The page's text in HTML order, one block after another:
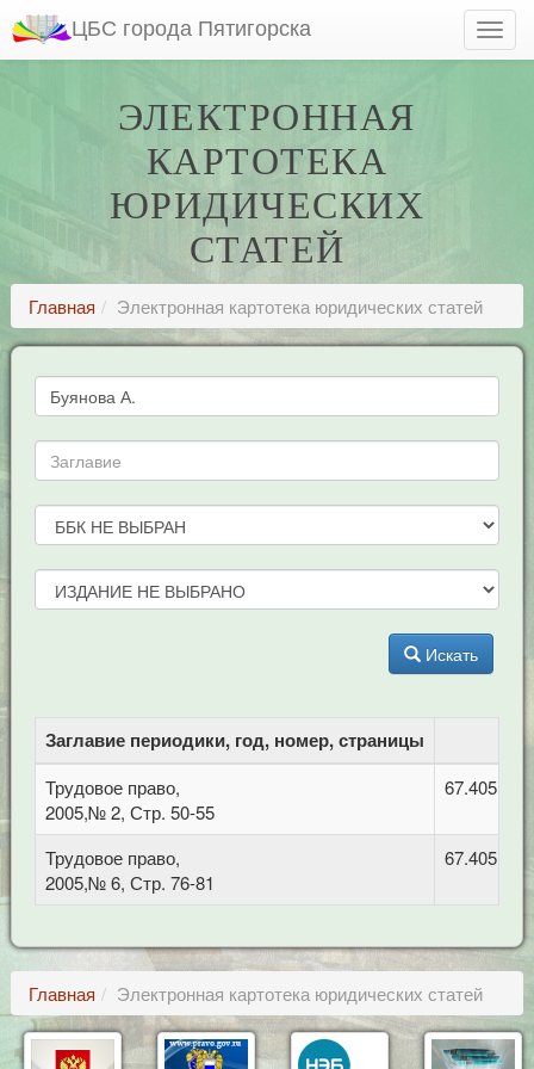
ЦБС города Пятигорска
ЭЛЕКТРОННАЯ
КАРТОТЕКА
ЮРИДИЧЕСКИХ
СТАТЕЙ
Главная Электронная картотека юридических статей
Искать
Заглавие периодики, год, номер, страницы
Трудовое право,
2005,№ 2, Стр. 50-55
67.405
Трудовое право,
2005,№ 6, Стр. 76-81
67.405
Главная Электронная картотека юридических статей